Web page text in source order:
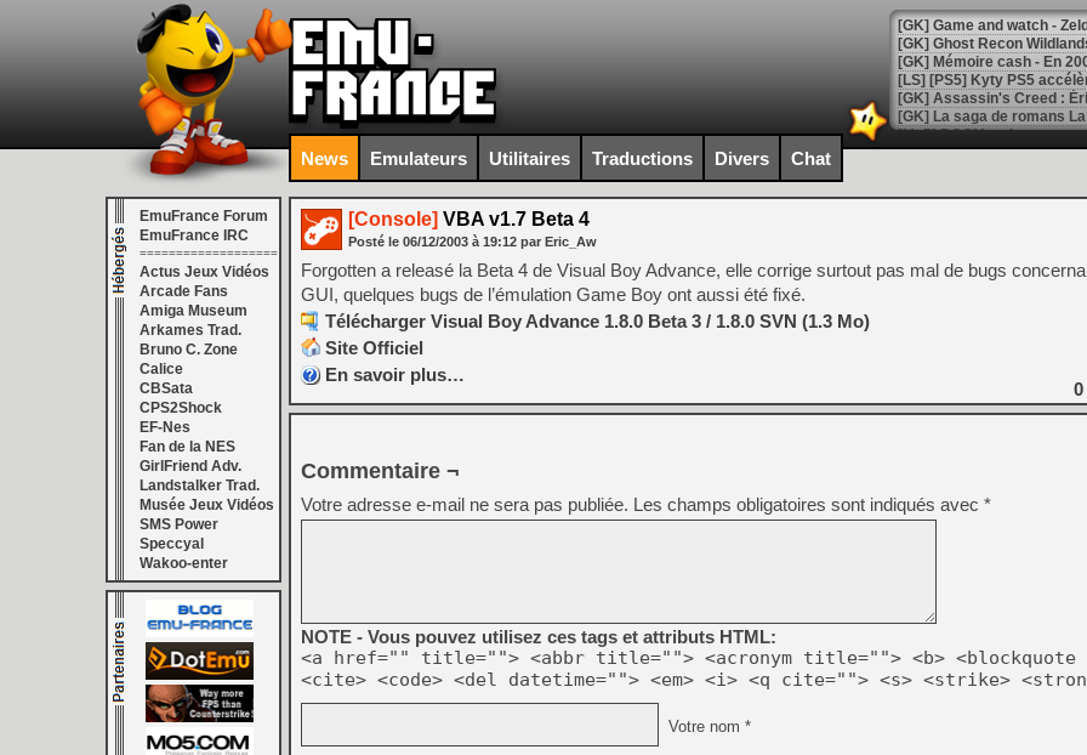
[Mo5] DOOM arrive en
[GK] Bethesda fête les 30
[GK] Roblox : l'action en
[GK] Agenda - GeForce
[GK] Devolver Digital en a
[LS] [PS5] ps5-y2jb-
[GK] Pourquoi Marvel
[GK] Test : Restory : Chill
[GK] GTA 6 : Rockstar
[GK] Hot Wheels Infinite
[GK] Mémoire cash -
[GK] Résultats Nintendo :
[GK] Déjà des
[Mo5] Brickboy cherche à
[GK] Minecraft et ses «
[GK] Beast of
[GK] Ubisoft : fin de partie
[GK] Mémoire cash -
[GK] Dan Houser (GTA)
[GK] Comment EA Sports
[GK] Crimson Moon : un
[GK] Isle of Reveries : le
[GK] Moonlighter 2 : The
[GK] Capcom relance
News Emulateurs Utilitaires Traductions Divers Chat
EmuFrance Forum
EmuFrance IRC
===================
Actus Jeux Vidéos
Arcade Fans
Amiga Museum
Arkames Trad.
Bruno C. Zone
Calice
CBSata
CPS2Shock
EF-Nes
Fan de la NES
GirlFriend Adv.
Landstalker Trad.
Musée Jeux Vidéos
SMS Power
Speccyal
Wakoo-enter
[Console] VBA v1.7 Beta 4
Posté le 06/12/2003 à 19:12 par Eric_Aw
Forgotten a releasé la Beta 4 de Visual Boy Advance, elle corrige surtout pas mal de bugs
GUI, quelques bugs de l’émulation Game Boy ont aussi été fixé.
Télécharger Visual Boy Advance 1.8.0 Beta 3 / 1.8.0 SVN (1.3 Mo)
Site Officiel
En savoir plus…
0
Commentaire ¬
Votre adresse e-mail ne sera pas publiée. Les champs obligatoires sont indiqués avec *
NOTE - Vous pouvez utilisez ces tags et attributs HTML:
<a href="" title=""> <abbr title=""> <acronym title=""> <b> <blockquote
<cite> <code> <del datetime=""> <em> <i> <q cite=""> <s> <strike>
Votre nom *